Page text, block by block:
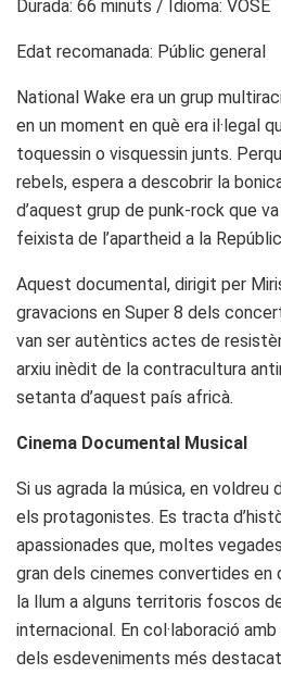
Durada: 66 minuts / Idioma: VOSE
Edat recomanada: Públic general
National Wake era un grup
en un moment en què era il·legal
toquessin o visquessin junts.
rebels, espera a descobrir la
d’aquest grup de punk-rock que
feixista de l’apartheid a la
Aquest documental, dirigit per
gravacions en Super 8 dels
van ser autèntics actes de
arxiu inèdit de la contracultura
setanta d’aquest país africà.
Cinema Documental Musical
Si us agrada la música, en
els protagonistes. Es tracta
apassionades que, moltes
gran dels cinemes convertides
la llum a alguns territoris foscos
internacional. En col·laboració
dels esdeveniments més